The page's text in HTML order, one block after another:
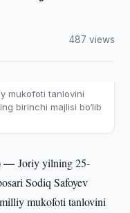
487 views
mukofoti tanlovini
birinchi majlisi bo‘lib
—Joriy yilning 25-
Sodiq Safoyev
mukofoti tanlovini